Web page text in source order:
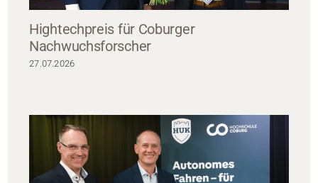
Hightechpreis für Coburger
Nachwuchsforscher
27.07.2026